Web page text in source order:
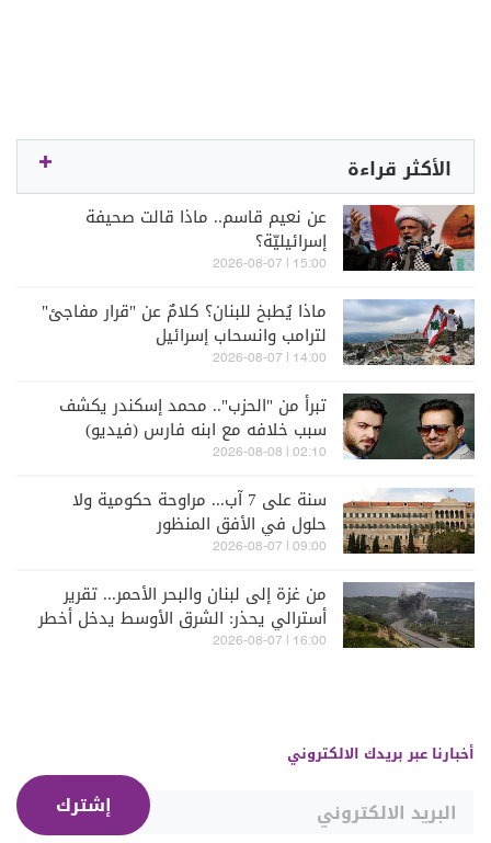
الأكثر قراءة
عن نعيم قاسم.. ماذا قالت صحيفة
إسرائيليّة؟
15:00 | 2026-08-07
ماذا يُطبخ للبنان؟ كلامٌ عن "قرار مفاجئ"
لترامب وانسحاب إسرائيل
14:00 | 2026-08-07
تبرأ من "الحزب".. محمد إسكندر يكشف
سبب خلافه مع ابنه فارس (فيديو)
02:10 | 2026-08-08
سنة على 7 آب... مراوحة حكومية ولا
حلول في الأفق المنظور
09:00 | 2026-08-07
من غزة إلى لبنان والبحر الأحمر... تقرير
أسترالي يحذر: الشرق الأوسط يدخل أخطر
مراحله
16:00 | 2026-08-07
أخبارنا عبر بريدك الالكتروني
إشترك